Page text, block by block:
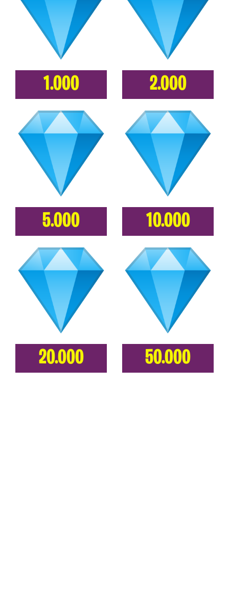
1.000 2.000
5.000 10.000
20.000 50.000